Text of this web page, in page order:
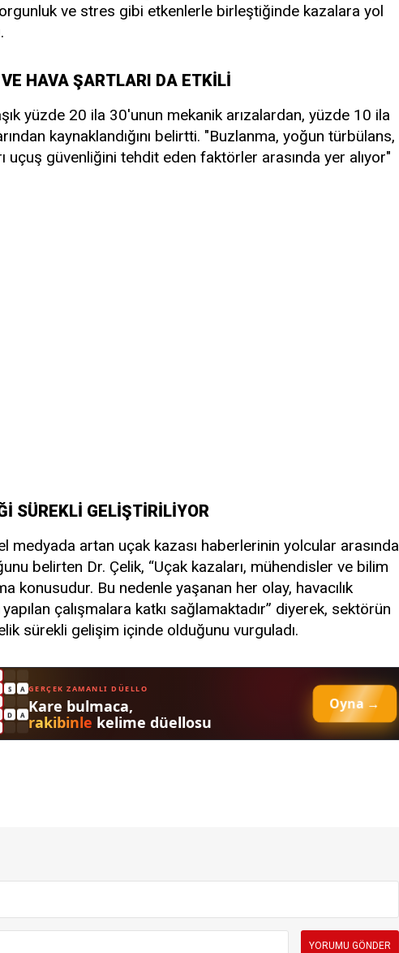
ve stres gibi etkenlerle birleştiğinde kazalara yol
HAVA ŞARTLARI DA ETKİLİ
yüzde 20 ila 30'unun mekanik arızalardan, yüzde 10 ila
kaynaklandığını belirtti. "Buzlanma, yoğun türbülans,
uçuş güvenliğini tehdit eden faktörler arasında yer alıyor"
SÜREKLİ GELİŞTİRİLİYOR
medyada artan uçak kazası haberlerinin yolcular arasında
belirten Dr. Çelik, “Uçak kazaları, mühendisler ve bilim
konusudur. Bu nedenle yaşanan her olay, havacılık
çalışmalara katkı sağlamaktadır” diyerek, sektörün
sürekli gelişim içinde olduğunu vurguladı.